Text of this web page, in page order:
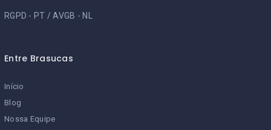
RGPD - PT /AVGB - NL
Entre Brasucas
Início
Blog
Nossa Equipe